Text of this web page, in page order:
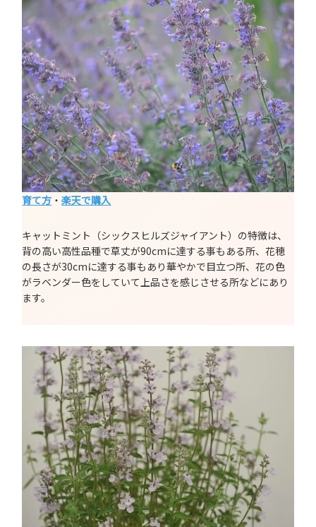
育て方 ・楽天で購入
キャットミント（シックスヒルズジャイアント）の特徴は、
背の高い高性品種で草丈が90cmに達する事もある所、花穂
の長さが30cmに達する事もあり華やかで目立つ所、花の色
がラベンダー色をしていて上品さを感じさせる所などにあり
ます。